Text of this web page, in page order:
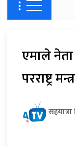
एमाले नेता
परराष्ट्र